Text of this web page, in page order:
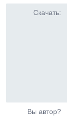
Скачать:
Вы автор?